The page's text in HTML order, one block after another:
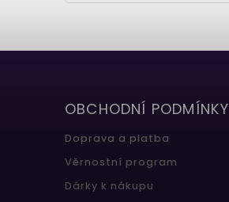
OBCHODNÍ PODMÍNKY
Doprava a platba
Věrnostní program
Dárky k nákupu